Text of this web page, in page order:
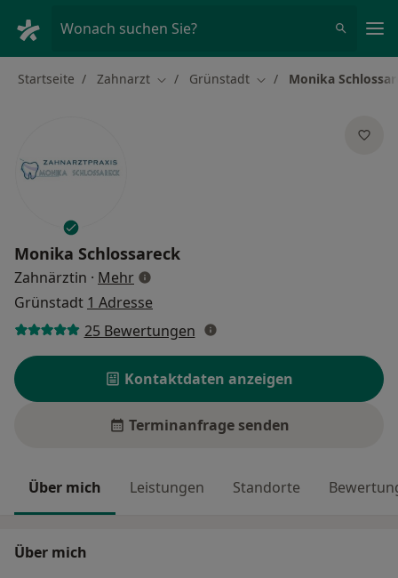
Wonach suchen Sie?
Startseite Zahnarzt Stadt ändern
Grünstadt Stadt ändern
Monika
Monika Schlossareck
Zahnärztin · Mehrüber Spezialisierungen
Grünstadt 1 Adresse
25 Bewertungen
Kontaktdaten anzeigen
Terminanfrage senden
Über mich Leistungen Standorte
Über mich